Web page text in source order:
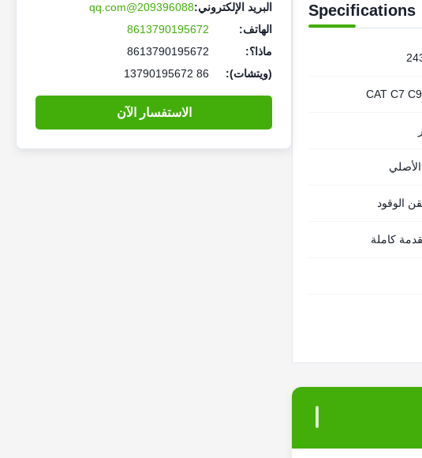
Specifications
الأصلي
الوقود
كاملة
البريد الإلكتروني:209396088@qq.com
الهاتف:
8613790195672
ماذا؟:
8613790195672
(ويتشات):
86 13790195672
الاستفسار الآن